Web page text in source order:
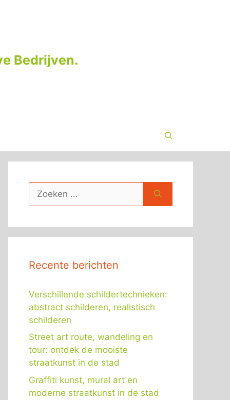
Bedrijven.
naar:
Recente berichten
Verschillende schildertechnieken:
abstract schilderen, realistisch
schilderen
Street art route, wandeling en
tour: ontdek de mooiste
straatkunst in de stad
Graffiti kunst, mural art en
moderne straatkunst in de stad